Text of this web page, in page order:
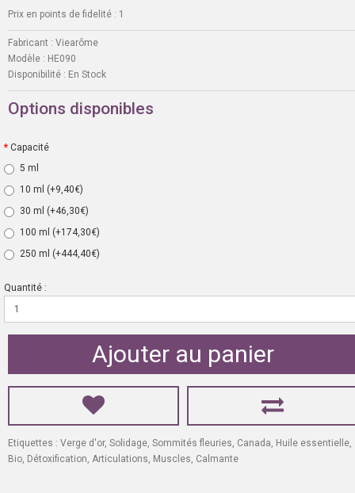
Prix en points de fidelité : 1
Fabricant : Viearôme
Modèle : HE090
Disponibilité : En Stock
Options disponibles
Capacité
5 ml
10 ml (+9,40€)
30 ml (+46,30€)
100 ml (+174,30€)
250 ml (+444,40€)
Quantité :
Ajouter au panier
Etiquettes : Verge d'or, Solidage Sommités fleuries Canada Huile essentielle
Bio Détoxification Articulations Muscles Calmante